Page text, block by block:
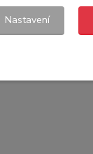
Nastavení